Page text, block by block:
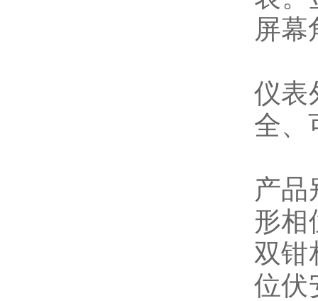
屏幕
仪表
全、
产品
形相
双钳
位伏